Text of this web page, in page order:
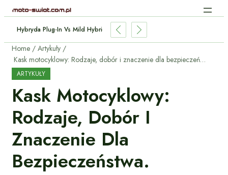
Aut Elektrycznych: Jak Działa Bez Kabli?
Home
Artykuły
Kask motocyklowy: Rodzaje, dobór i znaczenie dla bezpieczeństwa.
ARTYKUŁY
Kask Motocyklowy:
Rodzaje, Dobór I
Znaczenie Dla
Bezpieczeństwa.